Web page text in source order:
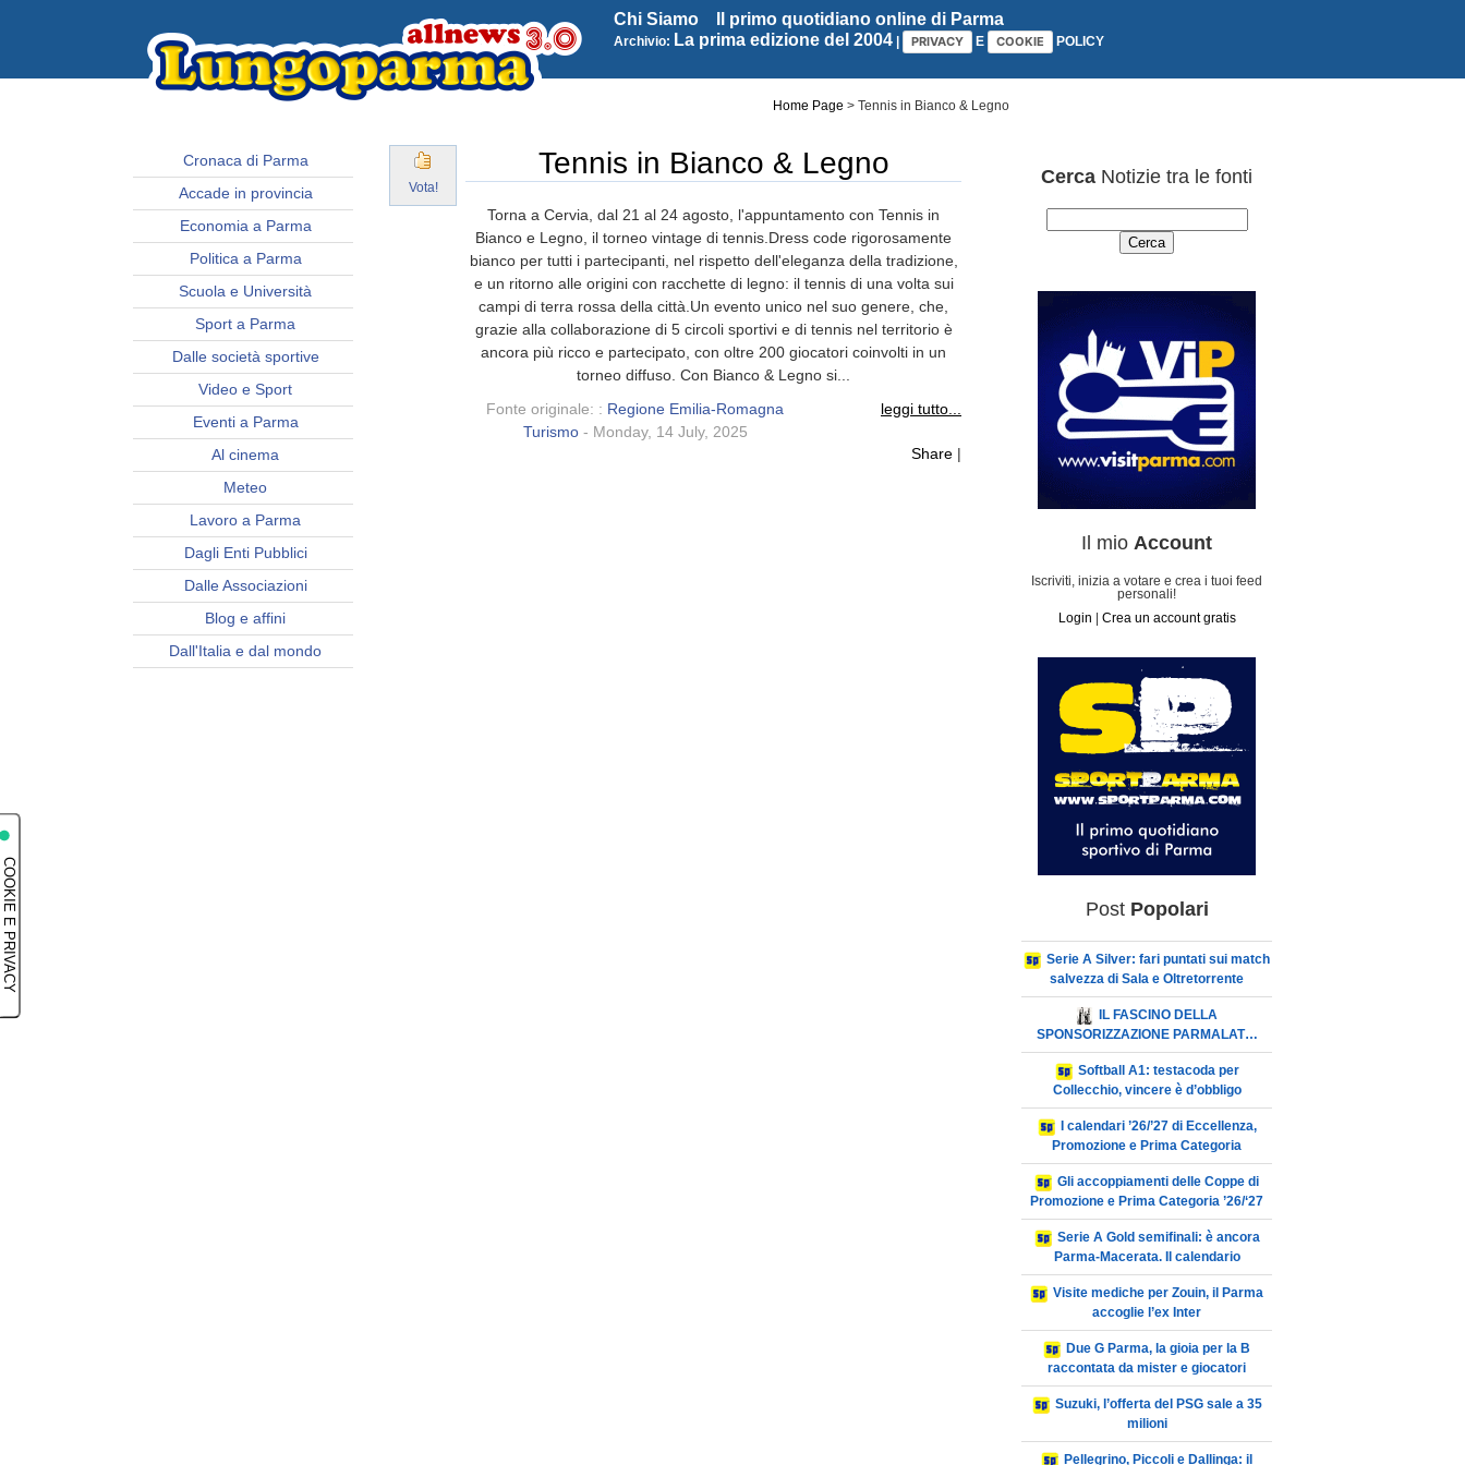
Chi Siamo Il primo quotidiano online di Parma
Archivio: La prima edizione del 2004 | PRIVACY E COOKIE POLICY
Home Page > Tennis in Bianco & Legno
Cronaca di Parma
Accade in provincia
Economia a Parma
Politica a Parma
Scuola e Università
Sport a Parma
Dalle società sportive
Video e Sport
Eventi a Parma
Al cinema
Meteo
Lavoro a Parma
Dagli Enti Pubblici
Dalle Associazioni
Blog e affini
Dall'Italia e dal mondo
Vota!
Tennis in Bianco & Legno
Torna a Cervia, dal 21 al 24 agosto, l'appuntamento con Tennis in
Bianco e Legno, il torneo vintage di tennis.Dress code rigorosamente
bianco per tutti i partecipanti, nel rispetto dell'eleganza della tradizione,
e un ritorno alle origini con racchette di legno: il tennis di una volta sui
campi di terra rossa della città.Un evento unico nel suo genere, che,
grazie alla collaborazione di 5 circoli sportivi e di tennis nel territorio è
ancora più ricco e partecipato, con oltre 200 giocatori coinvolti in un
torneo diffuso. Con Bianco & Legno si...
leggi tutto...
Share |
Fonte originale: : Regione Emilia-Romagna
Turismo- Monday, 14 July, 2025
Cerca Notizie tra le fonti
Il mio Account
Iscriviti, inizia a votare e crea i tuoi feed
personali!
Login
Crea un account gratis
Post Popolari
Serie A Silver: fari puntati sui match
salvezza di Sala e Oltretorrente
IL FASCINO DELLA
SPONSORIZZAZIONE PARMALAT…
Softball A1: testacoda per
Collecchio, vincere è d’obbligo
I calendari ’26/’27 di Eccellenza,
Promozione e Prima Categoria
Gli accoppiamenti delle Coppe di
Promozione e Prima Categoria ’26/‘27
Serie A Gold semifinali: è ancora
Parma-Macerata. Il calendario
Visite mediche per Zouin, il Parma
accoglie l’ex Inter
Due G Parma, la gioia per la B
raccontata da mister e giocatori
Suzuki, l’offerta del PSG sale a 35
milioni
Pellegrino, Piccoli e Dallinga: il